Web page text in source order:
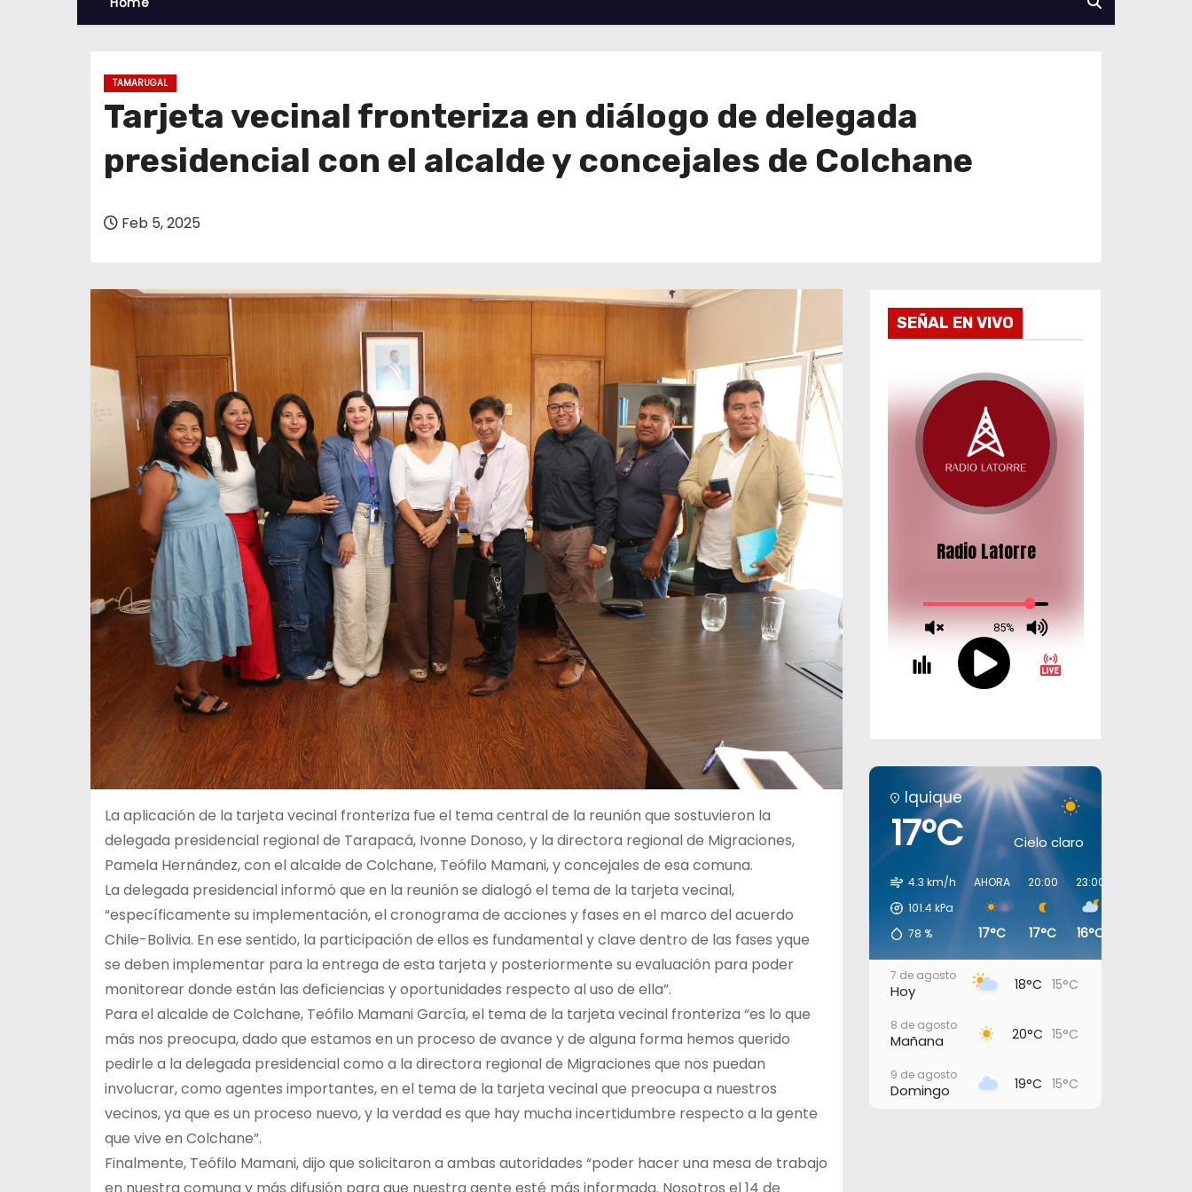
TAMARUGAL
Tarjeta vecinal fronteriza en diálogo de delegada
presidencial con el alcalde y concejales de Colchane
Feb 5, 2025
La aplicación de la tarjeta vecinal fronteriza fue el tema central de la reunión que sostuvieron la
delegada presidencial regional de Tarapacá, Ivonne Donoso, y la directora regional de Migraciones,
Pamela Hernández, con el alcalde de Colchane, Teófilo Mamani, y concejales de esa comuna.
La delegada presidencial informó que en la reunión se dialogó el tema de la tarjeta vecinal,
“específicamente su implementación, el cronograma de acciones y fases en el marco del acuerdo
Chile-Bolivia. En ese sentido, la participación de ellos es fundamental y clave dentro de las fases yque
se deben implementar para la entrega de esta tarjeta y posteriormente su evaluación para poder
monitorear donde están las deficiencias y oportunidades respecto al uso de ella”.
Para el alcalde de Colchane, Teófilo Mamani García, el tema de la tarjeta vecinal fronteriza “es lo que
más nos preocupa, dado que estamos en un proceso de avance y de alguna forma hemos querido
pedirle a la delegada presidencial como a la directora regional de Migraciones que nos puedan
involucrar, como agentes importantes, en el tema de la tarjeta vecinal que preocupa a nuestros
vecinos, ya que es un proceso nuevo, y la verdad es que hay mucha incertidumbre respecto a la gente
que vive en Colchane”.
Finalmente, Teófilo Mamani, dijo que solicitaron a ambas autoridades “poder hacer una mesa de trabajo
SEÑAL EN VIVO
Iquique
17°C Cielo claro
4.3 km/h
101.4kPa
78 %
AHORA
17°C
20:00
17°C
23:00
16°C
7 de agosto
Hoy 18°C 15°C
8 de agosto
Mañana 20°C 15°C
9 de agosto
Domingo 19°C 15°C